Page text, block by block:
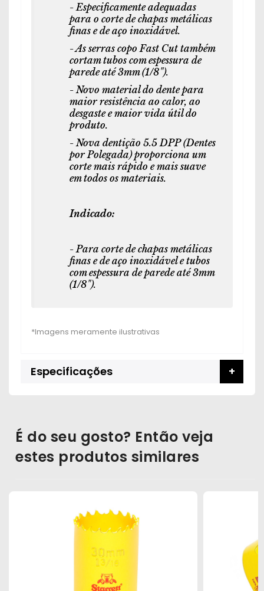
- Especificamente adequadas
para o corte de chapas metálicas
finas e de aço inoxidável.
- As serras copo Fast Cut também
cortam tubos com espessura de
parede até 3mm (1/8").
- Novo material do dente para
maior resistência ao calor, ao
desgaste e maior vida útil do
produto.
- Nova dentição 5.5 DPP (Dentes
por Polegada) proporciona um
corte mais rápido e mais suave
em todos os materiais.
Indicado:
- Para corte de chapas metálicas
finas e de aço inoxidável e tubos
com espessura de parede até 3mm
(1/8").
Especificações
É do seu gosto? Então veja
estes produtos similares